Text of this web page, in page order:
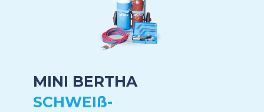
MINI BERTHA
SCHWEIß-